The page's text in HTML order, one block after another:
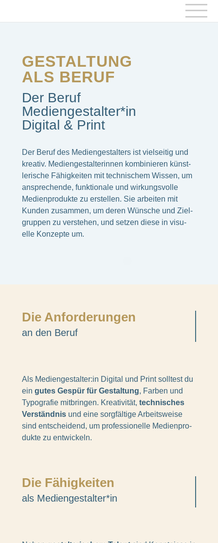
GESTALTUNG
ALS BERUF
Der Beruf
Mediengestalter*in
Digital & Print
Der Beruf des Medi­en­ge­stal­ters ist viel­sei­tig und
krea­tiv. Medi­en­ge­stal­te­rin­nen kombi­nie­ren künst­
le­ri­sche Fähig­kei­ten mit tech­ni­schem Wissen, um
anspre­chende, funk­tio­nale und wirkungs­volle
Medi­en­pro­dukte zu erstel­len. Sie arbei­ten mit
Kunden zusam­men, um deren Wünsche und Ziel­
grup­pen zu verste­hen, und setzen diese in visu­
elle Konzepte um.
Die Anfor­de­run­gen
an den Beruf
Als Mediengestalter:in Digi­tal und Print soll­test du
ein gutes Gespür für Gestal­tung, Farben und
Typo­gra­fie mitbrin­gen. Krea­ti­vi­tät, tech­ni­sches
Verständ­nisund eine sorg­fäl­tige Arbeits­weise
sind entschei­dend, um profes­sio­nelle Medi­en­pro­
dukte zu entwi­ckeln.
Die Fähig­kei­ten
als Mediengestalter*in